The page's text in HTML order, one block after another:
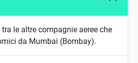
le altre compagnie aeree che
da Mumbai (Bombay).